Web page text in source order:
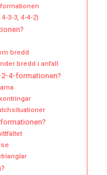
3-3, 4-4-2)
bredd
bredd i anfall
4-formationen?